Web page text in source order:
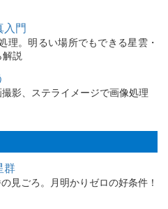
入門
理。明るい場所でもできる星雲・
解説
影、ステライメージで画像処理
群
見ごろ。月明かりゼロの好条件！